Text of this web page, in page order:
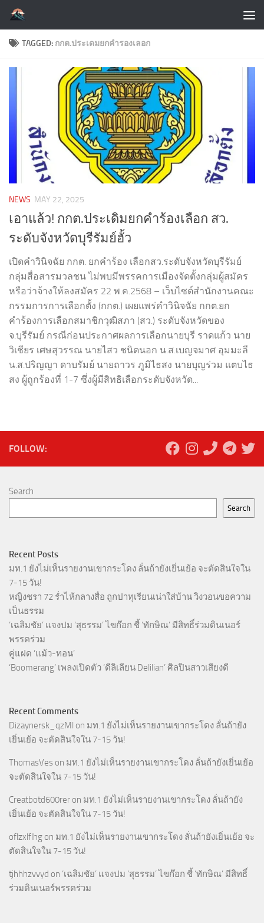
Skip to content
TAGGED: กกต.ประเดมยกคำรองเลอก
NEWS MAY 22, 2025
เอาแล้ว! กกต.ประเดิมยกคำร้องเลือก สว.
ระดับจังหวัดบุรีรัมย์ฮั้ว
เปิดคำวินิจฉัย กกต. ยกคำร้อง เลือกสว.ระดับจังหวัดบุรีรัมย์
กลุ่มสื่อสารมวลชน ไม่พบมีพรรคการเมืองจัดตั้งกลุ่มผู้สมัคร
หรือว่าจ้างให้ลงสมัคร 22 พ.ค.2568 – เว็บไซต์สำนักงานคณะ
กรรมการการเลือกตั้ง (กกต.) เผยแพร่คำวินิจฉัย กกต.ยก
คำร้องการเลือกสมาชิกวุฒิสภา (สว.) ระดับจังหวัดของ
จ.บุรีรัมย์ กรณีก่อนประกาศผลการเลือกนายบุรี ราดแก้ว นาย
วิเชียร เศษสุวรรณ นายไสว ชนิดนอก น.ส.เบญจมาศ อุมมะลี
น.ส.ปริญญา ดาบรัมย์ นายถาวร ภูมิไธสง นายบุญร่วม แตบไธ
สง ผู้ถูกร้องที่ 1-7 ซึ่งผู้มีสิทธิเลือกระดับจังหวัด...
FOLLOW:
Search
Search
Recent Posts
มท.1 ยังไม่เห็นรายงานเขากระโดง ลั่นถ้ายังเยิ่นเย้อ จะตัดสินใจใน
7-15 วัน!
หญิงชรา 72 ร่ำไห้กลางสื่อ ถูกปาทุเรียนเน่าใส่บ้าน วิงวอนขอความ
เป็นธรรม
‘เฉลิมชัย’ แจงปม ‘สุธรรม’ ไขก๊อก ชี้ ‘ทักษิณ’ มีสิทธิ์ร่วมดินเนอร์
พรรคร่วม
คู่แฝด ‘แม้ว-ทอน’
‘Boomerang’ เพลงเปิดตัว ‘ดีลิเลียน Delilian’ ศิลปินสาวเสียงดี
Recent Comments
Dizaynersk_qzMl on มท.1 ยังไม่เห็นรายงานเขากระโดง ลั่นถ้ายัง
เยิ่นเย้อ จะตัดสินใจใน 7-15 วัน!
ThomasVes on มท.1 ยังไม่เห็นรายงานเขากระโดง ลั่นถ้ายังเยิ่นเย้อ
จะตัดสินใจใน 7-15 วัน!
Creatbotd600rer on มท.1 ยังไม่เห็นรายงานเขากระโดง ลั่นถ้ายัง
เยิ่นเย้อ จะตัดสินใจใน 7-15 วัน!
oflzxlflhg on มท.1 ยังไม่เห็นรายงานเขากระโดง ลั่นถ้ายังเยิ่นเย้อ จะ
ตัดสินใจใน 7-15 วัน!
tjhhhzvvyd on ‘เฉลิมชัย’ แจงปม ‘สุธรรม’ ไขก๊อก ชี้ ‘ทักษิณ’ มีสิทธิ์
ร่วมดินเนอร์พรรคร่วม